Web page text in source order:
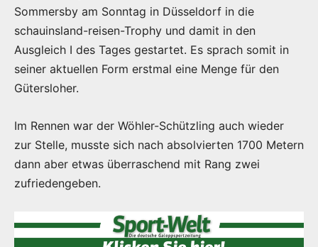
Sommersby am Sonntag in Düsseldorf in die
schauinsland-reisen-Trophy und damit in den
Ausgleich I des Tages gestartet. Es sprach somit in
seiner aktuellen Form erstmal eine Menge für den
Gütersloher.
Im Rennen war der Wöhler-Schützling auch wieder
zur Stelle, musste sich nach absolvierten 1700 Metern
dann aber etwas überraschend mit Rang zwei
zufriedengeben.